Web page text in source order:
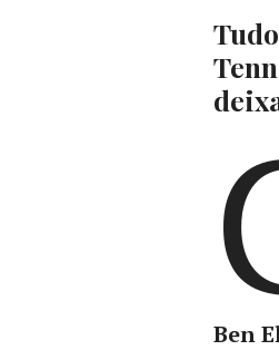
Ben